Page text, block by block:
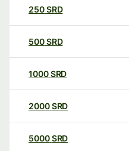
250SRD
500SRD
1000SRD
2000SRD
5000SRD